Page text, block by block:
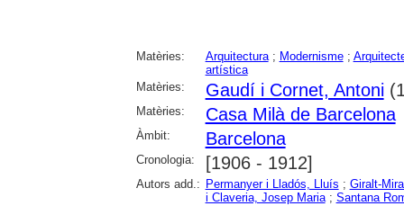
Matèries: Arquitectura; Modernisme;
artística
Matèries:
Gaudí i Cornet, Antoni
Matèries: Casa Milà de Barcelona
Àmbit: Barcelona
Cronologia: [1906 - 1912]
Autors add.: Permanyer i Lladós, Lluís ; Giralt-
i Claveria, Josep Maria; Santana